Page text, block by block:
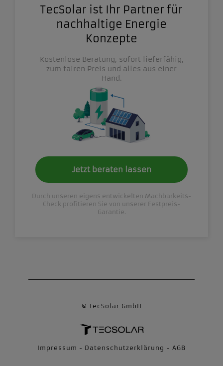
TecSolar ist Ihr Partner für
nachhaltige Energie
Konzepte
Kostenlose Beratung, sofort lieferfähig,
zum fairen Preis und alles aus einer
Hand.
Jetzt beraten lassen
Durch unseren eigens entwickelten Machbarkeits-
Check profitieren Sie von unserer Festpreis-
Garantie.
© TecSolar GmbH
Impressum - Datenschutzerklärung - AGB